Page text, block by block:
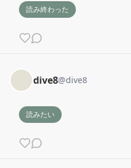
読み終わった
dive8@dive8
読みたい